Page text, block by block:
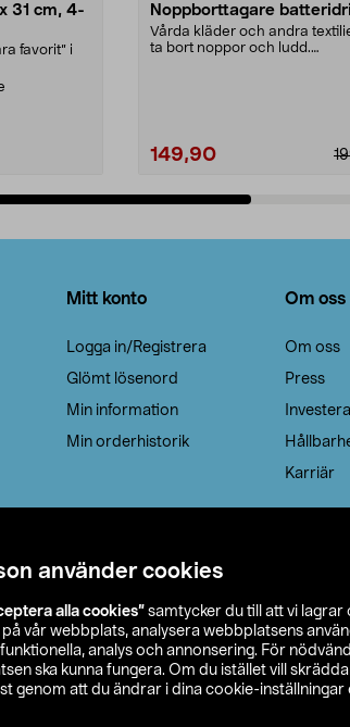
använder cookies
alla cookies” samtycker du till att vi
vår webbplats, analysera webbplatsens
analys och annonsering. För
ska kunna fungera. Om du istället vill
genom att du ändrar i dina cookie-inställningar
31 cm, 4-
favorit” i
Noppborttagare
Vårda kläder och andra
ta bort noppor och ludd.
149,90
Mitt konto
Logga in/Registrera
Glömt lösenord
Min information
Min orderhistorik
Om oss
Om oss
Press
Karriär